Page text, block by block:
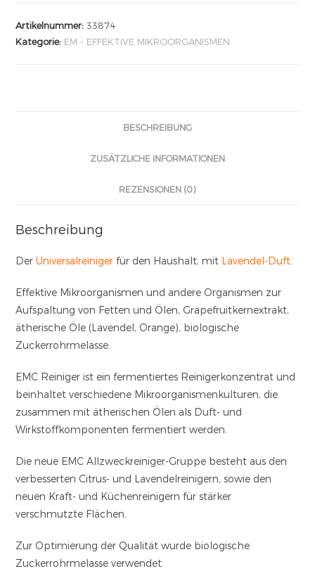
Artikelnummer: 33874
Kategorie: EM - EFFEKTIVE MIKROORGANISMEN
BESCHREIBUNG
ZUSÄTZLICHE INFORMATIONEN
REZENSIONEN (0)
Beschreibung
DerUniversalreiniger für den Haushalt, mit Lavendel-Duft
Effektive Mikroorganismen und andere Organismen zur
Aufspaltung von Fetten und Ölen, Grapefruitkernextrakt,
ätherische Öle (Lavendel, Orange), biologische
Zuckerrohrmelasse.
EMC Reiniger ist ein fermentiertes Reinigerkonzentrat und
beinhaltet verschiedene Mikroorganismenkulturen, die
zusammen mit ätherischen Ölen als Duft- und
Wirkstoffkomponenten fermentiert werden.
Die neue EMC Allzweckreiniger-Gruppe besteht aus den
verbesserten Citrus- und Lavendelreinigern, sowie den
neuen Kraft- und Küchenreinigern für stärker
verschmutzte Flächen.
Zur Optimierung der Qualität wurde biologische
Zuckerrohrmelasse verwendet.